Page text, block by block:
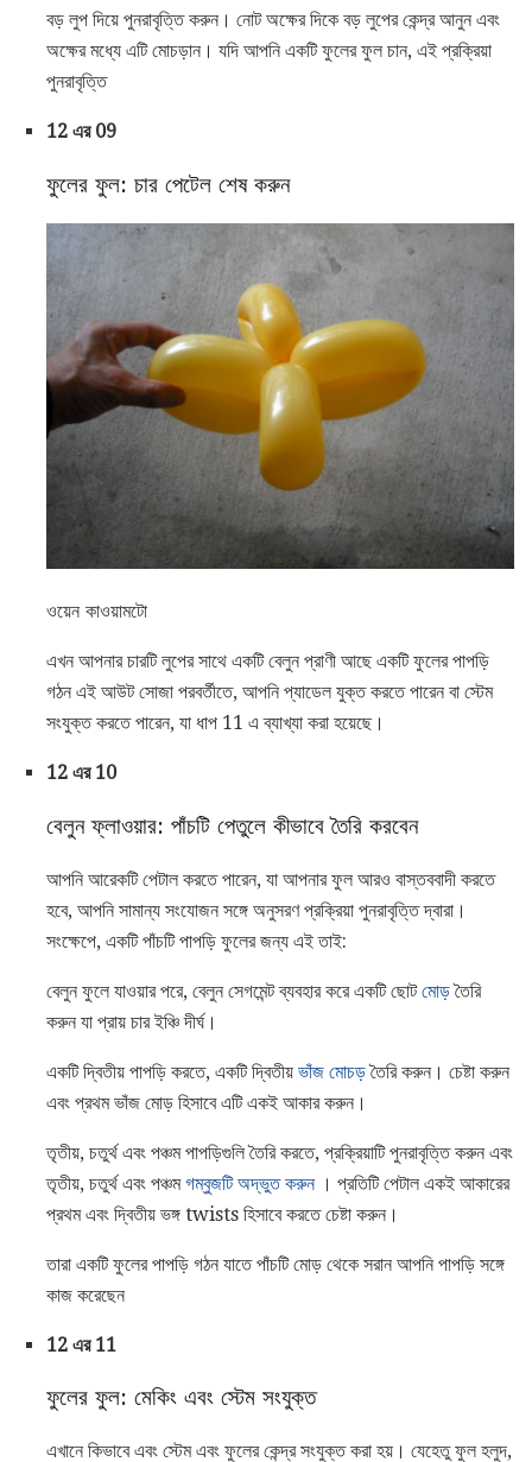
বড় লুপ দিয়ে পুনরাবৃত্তি করুন। নোট অক্ষের দিকে বড় লুপের কেন্দ্র আনুন এবং
অক্ষের মধ্যে এটি মোচড়ান। যদি আপনি একটি ফুলের ফুল চান, এই প্রক্রিয়া
পুনরাবৃত্তি
12 এর 09
ফুলের ফুল: চার পেটেল শেষ করুন
ওয়েন কাওয়ামটো
এখন আপনার চারটি লুপের সাথে একটি বেলুন প্রাণী আছে একটি ফুলের পাপড়ি
গঠন এই আউট সোজা পরবর্তীতে, আপনি প্যাডেল যুক্ত করতে পারেন বা স্টেম
সংযুক্ত করতে পারেন, যা ধাপ 11 এ ব্যাখ্যা করা হয়েছে।
12 এর 10
বেলুন ফ্লাওয়ার: পাঁচটি পেতুলে কীভাবে তৈরি করবেন
আপনি আরেকটি পেটাল করতে পারেন, যা আপনার ফুল আরও বাস্তববাদী করতে
হবে, আপনি সামান্য সংযোজন সঙ্গে অনুসরণ প্রক্রিয়া পুনরাবৃত্তি দ্বারা।
সংক্ষেপে, একটি পাঁচটি পাপড়ি ফুলের জন্য এই তাই:
বেলুন ফুলে যাওয়ার পরে, বেলুন সেগমেন্ট ব্যবহার করে একটি ছোটমোড়তৈরি
করুন যা প্রায় চার ইঞ্চি দীর্ঘ।
একটি দ্বিতীয় পাপড়ি করতে, একটি দ্বিতীয় ভাঁজ মোচড়তৈরি করুন। চেষ্টা করুন
এবং প্রথম ভাঁজ মোড় হিসাবে এটি একই আকার করুন।
তৃতীয়, চতুর্থ এবং পঞ্চম পাপড়িগুলি তৈরি করতে, প্রক্রিয়াটি পুনরাবৃত্তি করুন এবং
তৃতীয়, চতুর্থ এবং পঞ্চমগম্বুজটি অদ্ভুত করুন। প্রতিটি পেটাল একই আকারের
প্রথম এবং দ্বিতীয় ভঙ্গ twists হিসাবে করতে চেষ্টা করুন।
তারা একটি ফুলের পাপড়ি গঠন যাতে পাঁচটি মোড় থেকে সরান আপনি পাপড়ি সঙ্গে
কাজ করেছেন
12 এর 11
ফুলের ফুল: মেকিং এবং স্টেম সংযুক্ত
এখানে কিভাবে এবং স্টেম এবং ফুলের কেন্দ্র সংযুক্ত করা হয়। যেহেতু ফুল হলুদ,